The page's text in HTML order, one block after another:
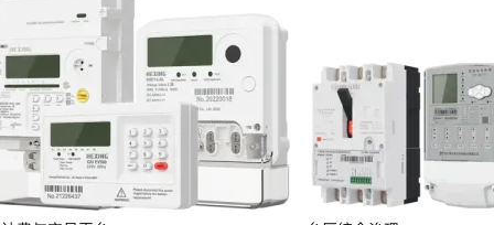
投资者关系
定期报告
临时公告
投资者保护
投资者互动